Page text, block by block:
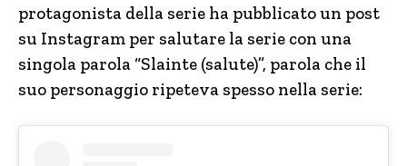
protagonista della serie ha pubblicato un post
su Instagram per salutare la serie con una
singola parola “Slainte (salute)”, parola che il
suo personaggio ripeteva spesso nella serie: